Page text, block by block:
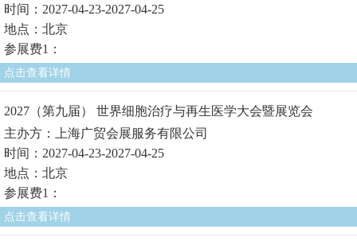
时间：2027-04-23-2027-04-25
地点：北京
参展费1：
点击查看详情
2027（第九届） 世界细胞治疗与再生医学大会暨展览会
主办方：上海广贸会展服务有限公司
时间：2027-04-23-2027-04-25
地点：北京
参展费1：
点击查看详情